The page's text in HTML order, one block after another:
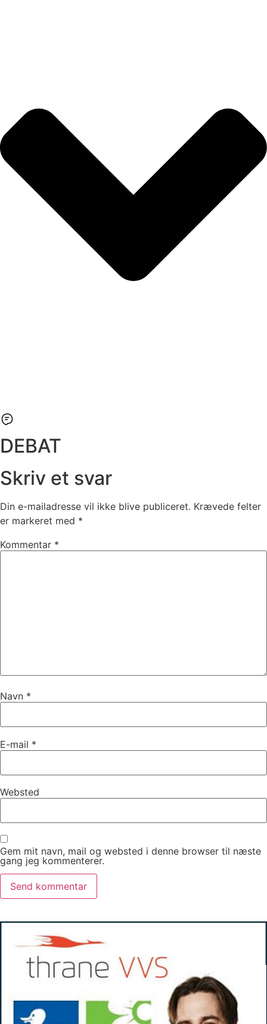
DEBAT
Skriv et svar
Din e-mailadresse vil ikke blive publiceret. Krævede felter
er markeret med *
Kommentar *
Navn *
E-mail *
Websted
Gem mit navn, mail og websted i denne browser til næste
gang jeg kommenterer.